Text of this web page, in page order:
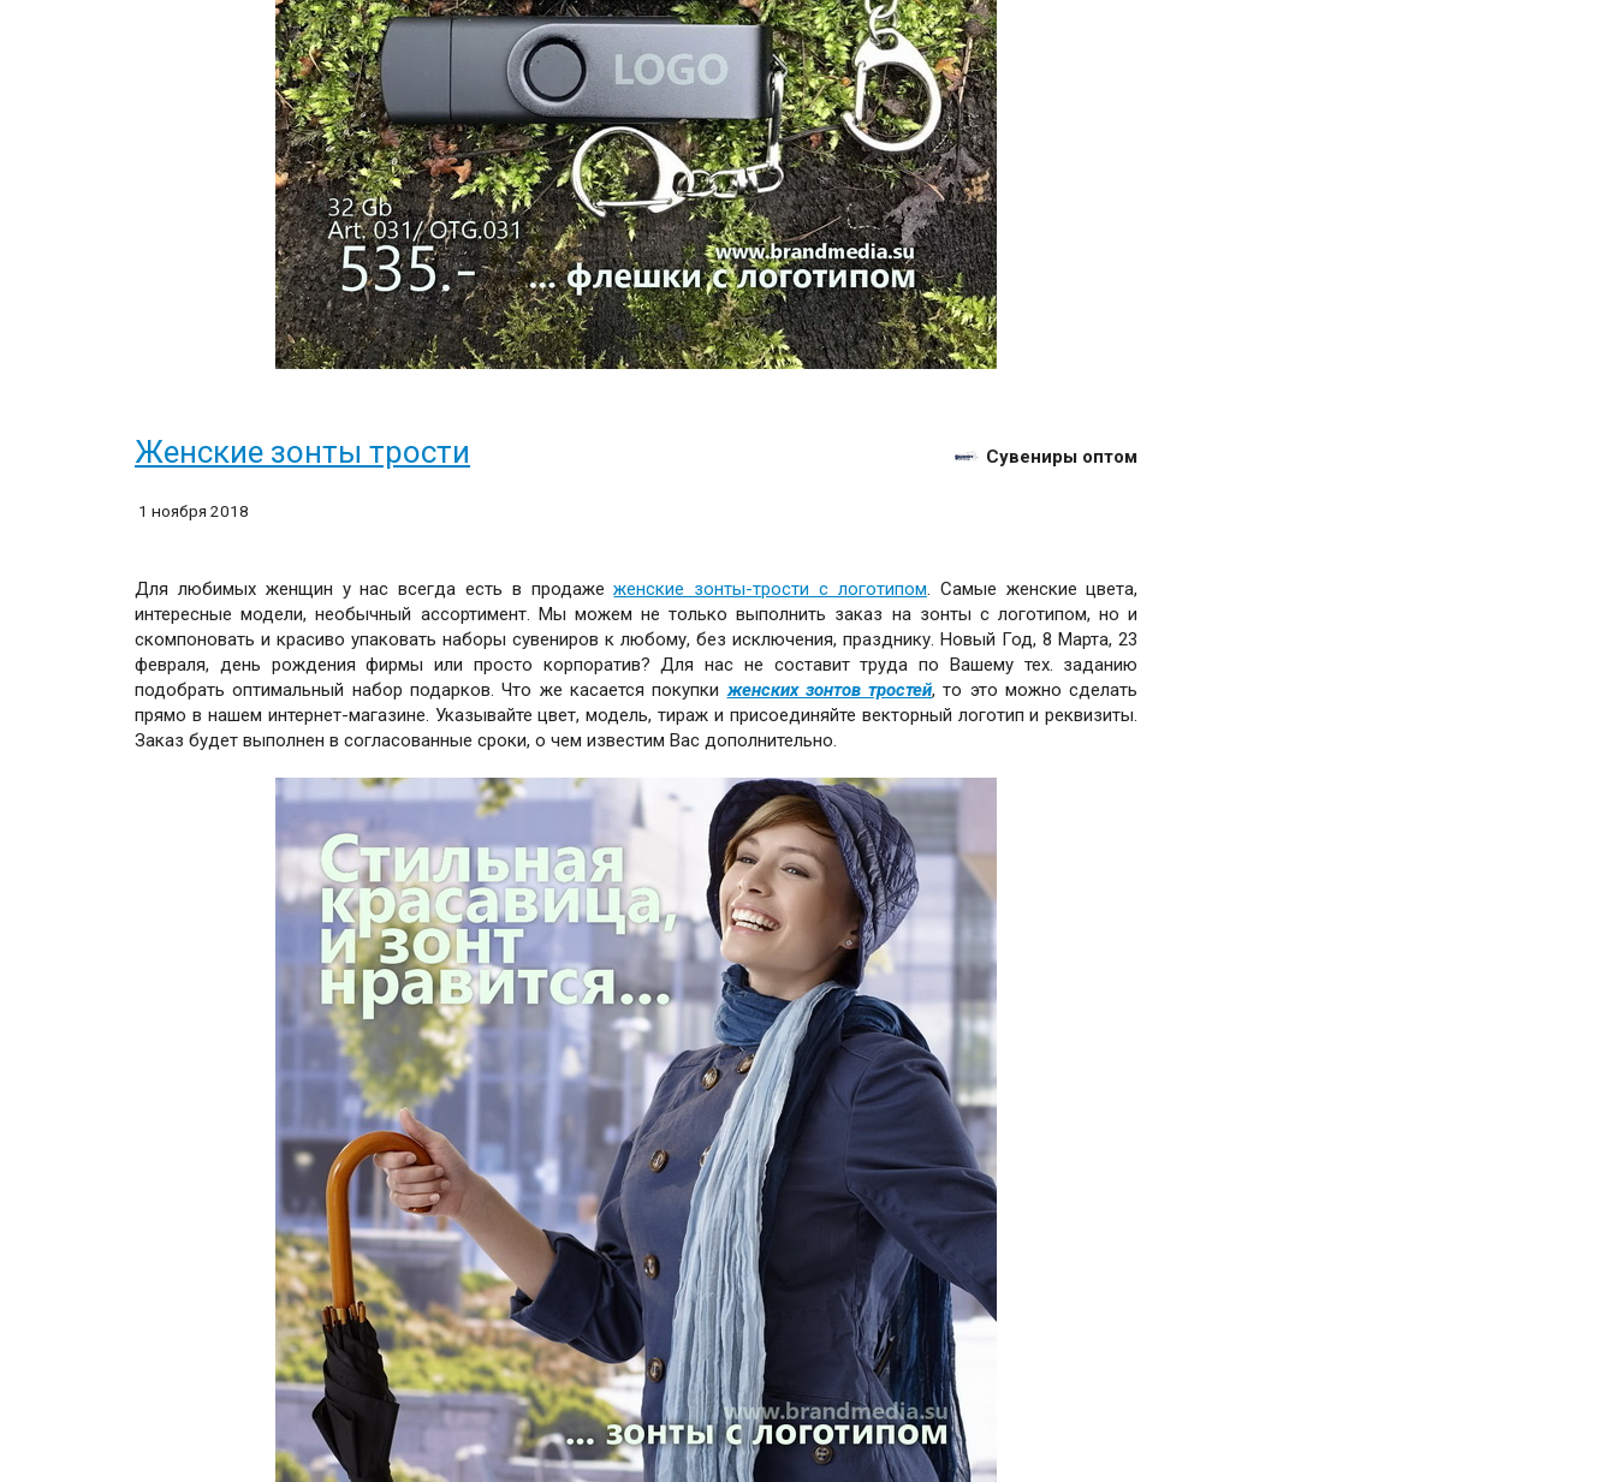
Женские зонты трости Сувениры оптом
1 ноября 2018
Для любимых женщин у нас всегда есть в продажеженские зонты-трости с логотипом . Самые женские цвета,
интересные модели, необычный ассортимент. Мы можем не только выполнить заказ на зонты с логотипом, но и
скомпоновать и красиво упаковать наборы сувениров к любому, без исключения, празднику. Новый Год, 8 Марта, 23
февраля, день рождения фирмы или просто корпоратив? Для нас не составит труда по Вашему тех. заданию
подобрать оптимальный набор подарков. Что же касается покупки женских зонтов тростей, то это можно сделать
прямо в нашем интернет-магазине. Указывайте цвет, модель, тираж и присоединяйте векторный логотип и реквизиты.
Заказ будет выполнен в согласованные сроки, о чем известим Вас дополнительно.